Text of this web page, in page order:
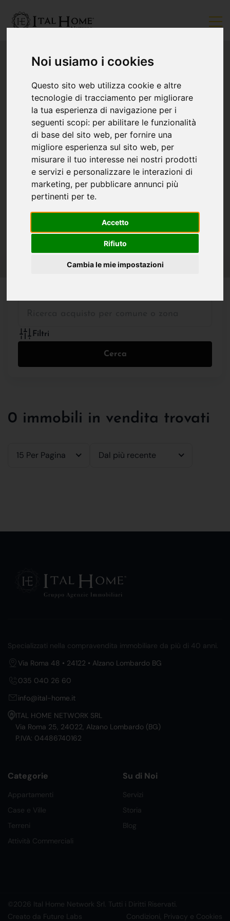
Noi usiamo i cookies
Questo sito web utilizza cookie e altre
tecnologie di tracciamento per migliorare
la tua esperienza di navigazione per i
seguenti scopi: per abilitare le funzionalità
di base del sito web, per fornire una
migliore esperienza sul sito web, per
misurare il tuo interesse nei nostri prodotti
e servizi e personalizzare le interazioni di
marketing, per pubblicare annunci più
pertinenti per te.
Accetto
Rifiuto
Cambia le mie impostazioni
Filtri
Cerca
0 immobili in vendita trovati
15 Per Pagina Dal più recente
Specializzati nella compravendita immobiliare da più di 40 anni.
Via Roma 48 • 24122 • Alzano Lombardo BG
035 040 26 60
info@ital-home.it
ITAL HOME NETWORK SRL
Via Roma 25, 24022, Alzano Lombardo (BG)
P.IVA: 04486740162
Categorie
Appartamenti
Case e Ville
Terreni
Attività Commerciali
Su di Noi
Servizi
Storia
Blog
©2026 Ital Home Network Srl. Tutti i Diritti Riservati.
Creato da Future Labs
Condizioni, Privacy e Cookies